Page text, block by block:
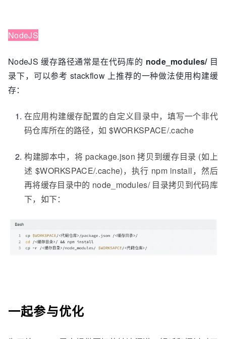
NodeJS
NodeJS 缓存路径通常是在代码库的 node_modules/ 目
录下，可以参考 stackflow 上推荐的一种做法使用构建缓
存：
在应用构建缓存配置的自定义目录中，填写一个非代
码仓库所在的路径，如 $WORKSPACE/.cache
构建脚本中，将 package.json 拷贝到缓存目录 (如上
述 $WORKSPACE/.cache)，执行 npm install，然后
再将缓存目录中的 node_modules/ 目录拷贝到代码库
下，如下：
一起参与优化